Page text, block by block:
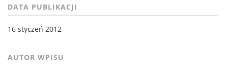
DATA PUBLIKACJI
16 styczeń 2012